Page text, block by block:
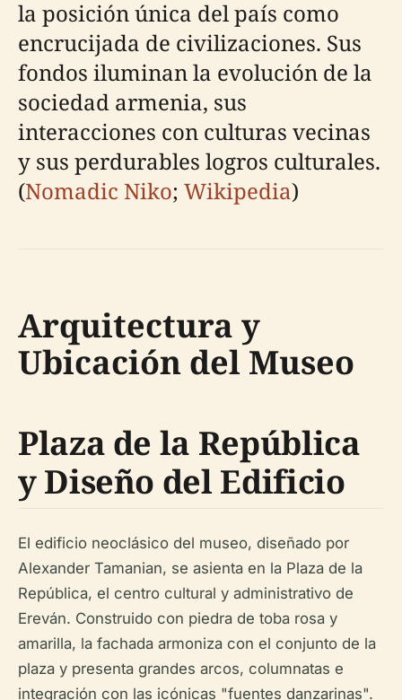
la posición única del país como
encrucijada de civilizaciones. Sus
fondos iluminan la evolución de la
sociedad armenia, sus
interacciones con culturas vecinas
y sus perdurables logros culturales.
(Nomadic Niko; Wikipedia)
Arquitectura y
Ubicación del Museo
Plaza de la República
y Diseño del Edificio
El edificio neoclásico del museo, diseñado por
Alexander Tamanian, se asienta en la Plaza de la
República, el centro cultural y administrativo de
Ereván. Construido con piedra de toba rosa y
amarilla, la fachada armoniza con el conjunto de la
plaza y presenta grandes arcos, columnatas e
integración con las icónicas "fuentes danzarinas".